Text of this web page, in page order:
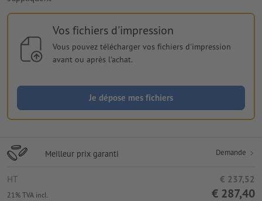
Vos fichiers d'impression
Vous pouvez télécharger vos fichiers d'impression
avant ou après l'achat.
Je dépose mes fichiers
Meilleur prix garanti Demande
HT € 237,52
21% TVA incl. € 287,40